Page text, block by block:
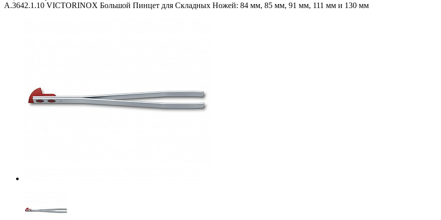
A.3642.1.10 VICTORINOX Большой Пинцет для Складных Ножей: 84 мм, 85 мм, 91 мм, 111 мм и 130 мм